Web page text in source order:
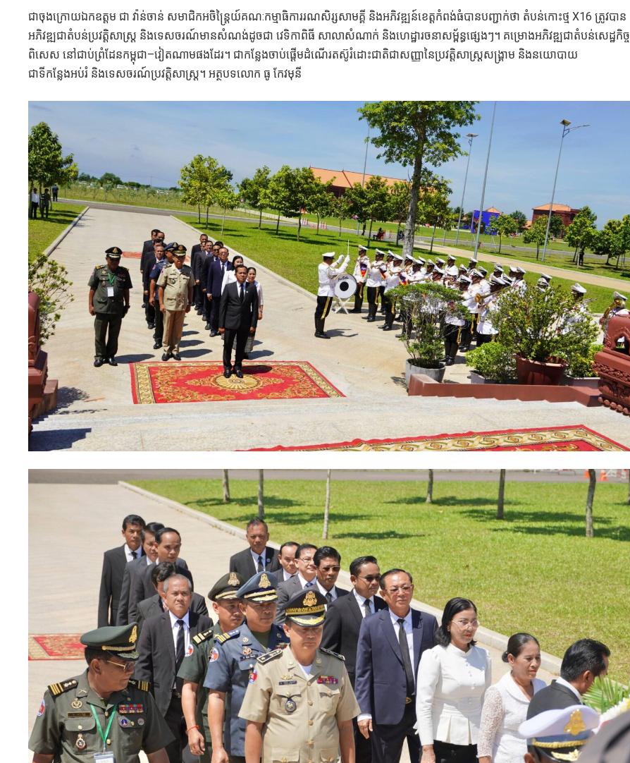
ជាចុងក្រោយឯកឧត្តម ជា វ៉ាន់ចាន់ សមាជិកអចិន្ត្រៃយ៍គណ:កម្មាធិការរណសិរ្សសាមគ្គី និងអភិវឌ្ឍន៍ខេត្តកំពង់ធំបានបញ្ជាក់ថា តំបន់កោះថ្ម X16 ត្រូវបាន
អភិវឌ្ឍជាតំបន់ប្រវត្តិសាស្ត្រ និងទេសចរណ៍មានសំណង់ដូចជា វេទិកាពិធី សាលាសំណាក់ និងហេដ្ឋារចនាសម្ព័ន្ធផ្សេងៗ។ គម្រោងអភិវឌ្ឍជាតំបន់សេដ្ឋកិច្ច
ពិសេស នៅជាប់ព្រំដែនកម្ពុជា–វៀតណាមផងដែរ។ ជាកន្លែងចាប់ផ្តើមដំណើរតស៊ូរំដោះជាតិជាសញ្ញានៃប្រវត្តិសាស្ត្រសង្គ្រាម និងនយោបាយ
ជាទីកន្លែងអប់រំ និងទេសចរណ៍ប្រវត្តិសាស្ត្រ។ អត្ថបទលោក ធូ កែវមុនី